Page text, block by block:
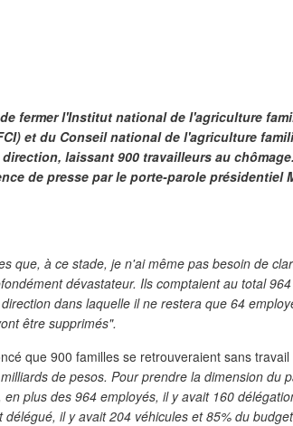
fermer l'Institut national de l'agriculture
et du Conseil national de l'agriculture
laissant 900 travailleurs au
de presse par le porte-parole présidentiel
que, à ce stade, je n'ai même pas besoin de
dévastateur. Ils comptaient au total
dans laquelle il ne restera que 64
être supprimés".
que 900 familles se retrouveraient sans travail
de pesos. Pour prendre la dimension du
plus des 964 employés, il y avait 160
il y avait 204 véhicules et 85% du